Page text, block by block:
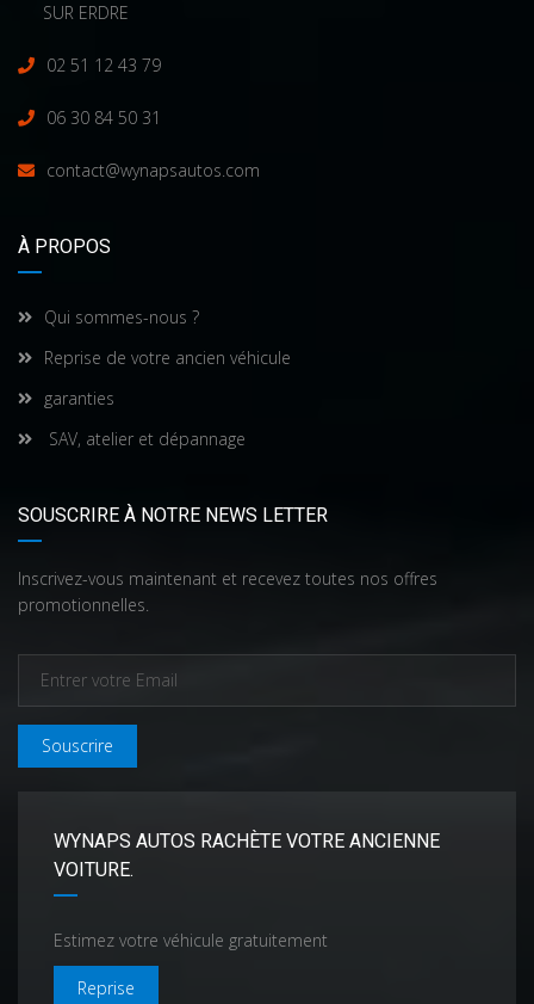
SUR ERDRE
02 51 12 43 79
06 30 84 50 31
contact@wynapsautos.com
À PROPOS
Qui sommes-nous ?
Reprise de votre ancien véhicule
garanties
SAV, atelier et dépannage
SOUSCRIRE À NOTRE NEWS LETTER
Inscrivez-vous maintenant et recevez toutes nos offres
promotionnelles.
Souscrire
WYNAPS AUTOS RACHÈTE VOTRE ANCIENNE
VOITURE.
Estimez votre véhicule gratuitement
Reprise